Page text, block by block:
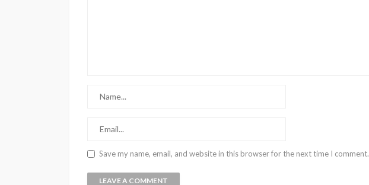
Save my name, email, and website in this browser for the next time I comment.